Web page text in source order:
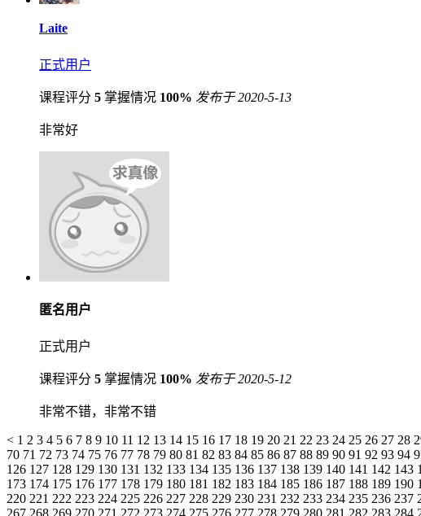
Laite
正式用户
课程评分 5 掌握情况 100% 发布于 2020-5-13
非常好
匿名用户
正式用户
课程评分 5 掌握情况 100% 发布于 2020-5-12
非常不错，非常不错
< 1 2 3 4 5 6 7 8 9 10 11 12 13 14 15 16 17 18 19 20 21 22 23 24 25 26 27 28
70 71 72 73 74 75 76 77 78 79 80 81 82 83 84 85 86 87 88 89 90 91 92 93 94
126 127 128 129 130 131 132 133 134 135 136 137 138 139 140 141 142 143
173 174 175 176 177 178 179 180 181 182 183 184 185 186 187 188 189 190
220 221 222 223 224 225 226 227 228 229 230 231 232 233 234 235 236 237
267 268 269 270 271 272 273 274 275 276 277 278 279 280 281 282 283 284